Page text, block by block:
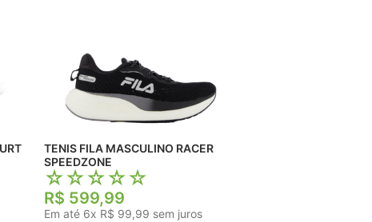
TENIS FILA MASCULINO RACER
SPEEDZONE
☆☆☆☆☆
R$ 599,99
Em até 6x R$ 99,99 sem juros